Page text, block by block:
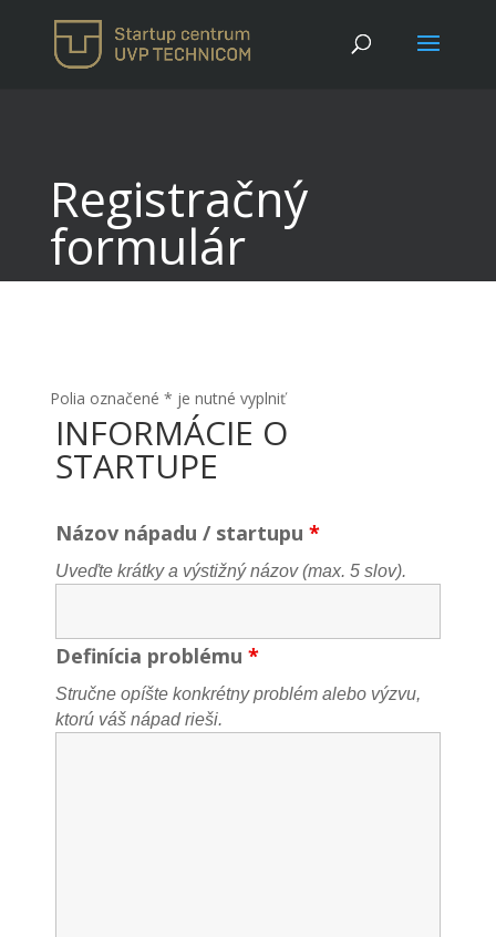
Registračný
formulár
Polia označené * je nutné vyplniť
INFORMÁCIE O
STARTUPE
Názov nápadu / startupu *
Uveďte krátky a výstižný názov (max. 5 slov).
Definícia problému *
Stručne opíšte konkrétny problém alebo výzvu,
ktorú váš nápad rieši.